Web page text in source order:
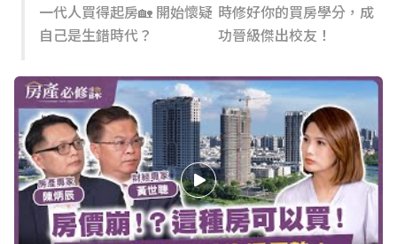
一代人買得起房🏡 開始懷疑
自己是生錯時代？
時修好你的買房學分，成
功晉級傑出校友！